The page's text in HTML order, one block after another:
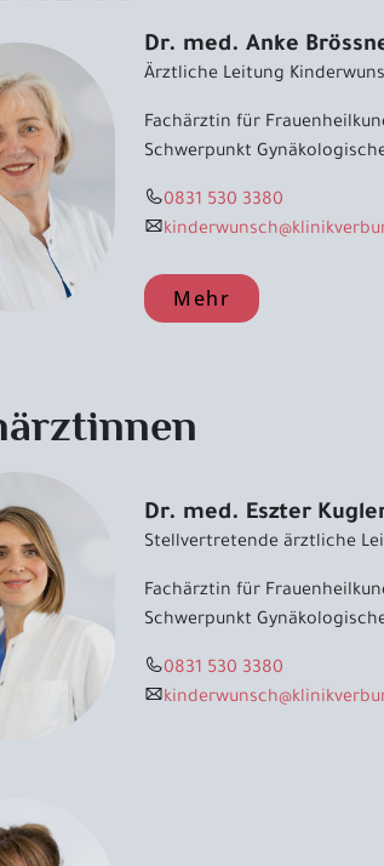
Dr. med. Anke
Ärztliche Leitung
Fachärztin für
Schwerpunkt
0831 530 3380
kinderwunsch@
Mehr
Dr. med. Eszter
Stellvertretende ärztliche
Fachärztin für
Schwerpunkt
0831 530 3380
kinderwunsch@